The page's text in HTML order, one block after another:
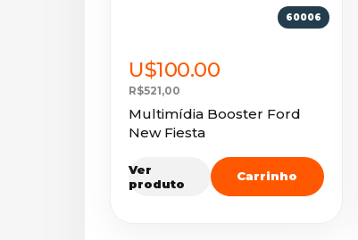
60006
U$100.00
R$521,00
Multimídia Booster Ford
New Fiesta
Ver
produto
Carrinho